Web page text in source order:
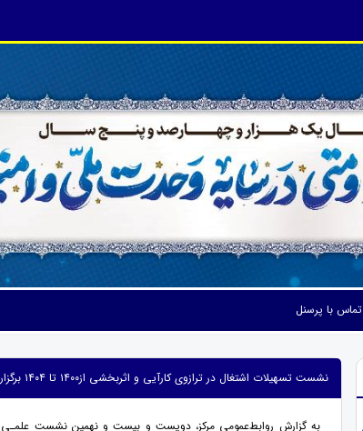
تماس با پرسنل
نشست تسهیلات اشتغال در ترازوی کارآیی و اثربخشی از۱۴۰۰ تا ۱۴۰۴ برگزار می شود
به گزارش روابط‌عمومی مرکز، دویست و بیست و نهمین نشست